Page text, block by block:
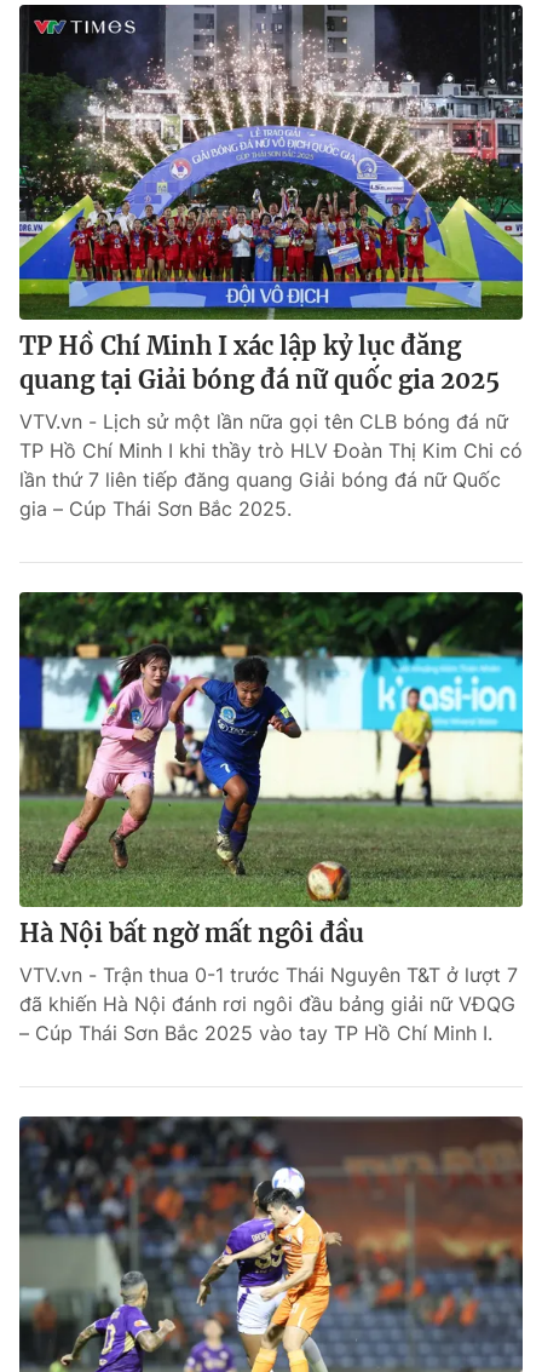
TP Hồ Chí Minh I xác lập kỷ lục đăng
quang tại Giải bóng đá nữ quốc gia 2025
VTV.vn - Lịch sử một lần nữa gọi tên CLB bóng đá nữ
TP Hồ Chí Minh I khi thầy trò HLV Đoàn Thị Kim Chi có
lần thứ 7 liên tiếp đăng quang Giải bóng đá nữ Quốc
gia – Cúp Thái Sơn Bắc 2025.
Hà Nội bất ngờ mất ngôi đầu
VTV.vn - Trận thua 0-1 trước Thái Nguyên T&T ở lượt 7
đã khiến Hà Nội đánh rơi ngôi đầu bảng giải nữ VĐQG
– Cúp Thái Sơn Bắc 2025 vào tay TP Hồ Chí Minh I.